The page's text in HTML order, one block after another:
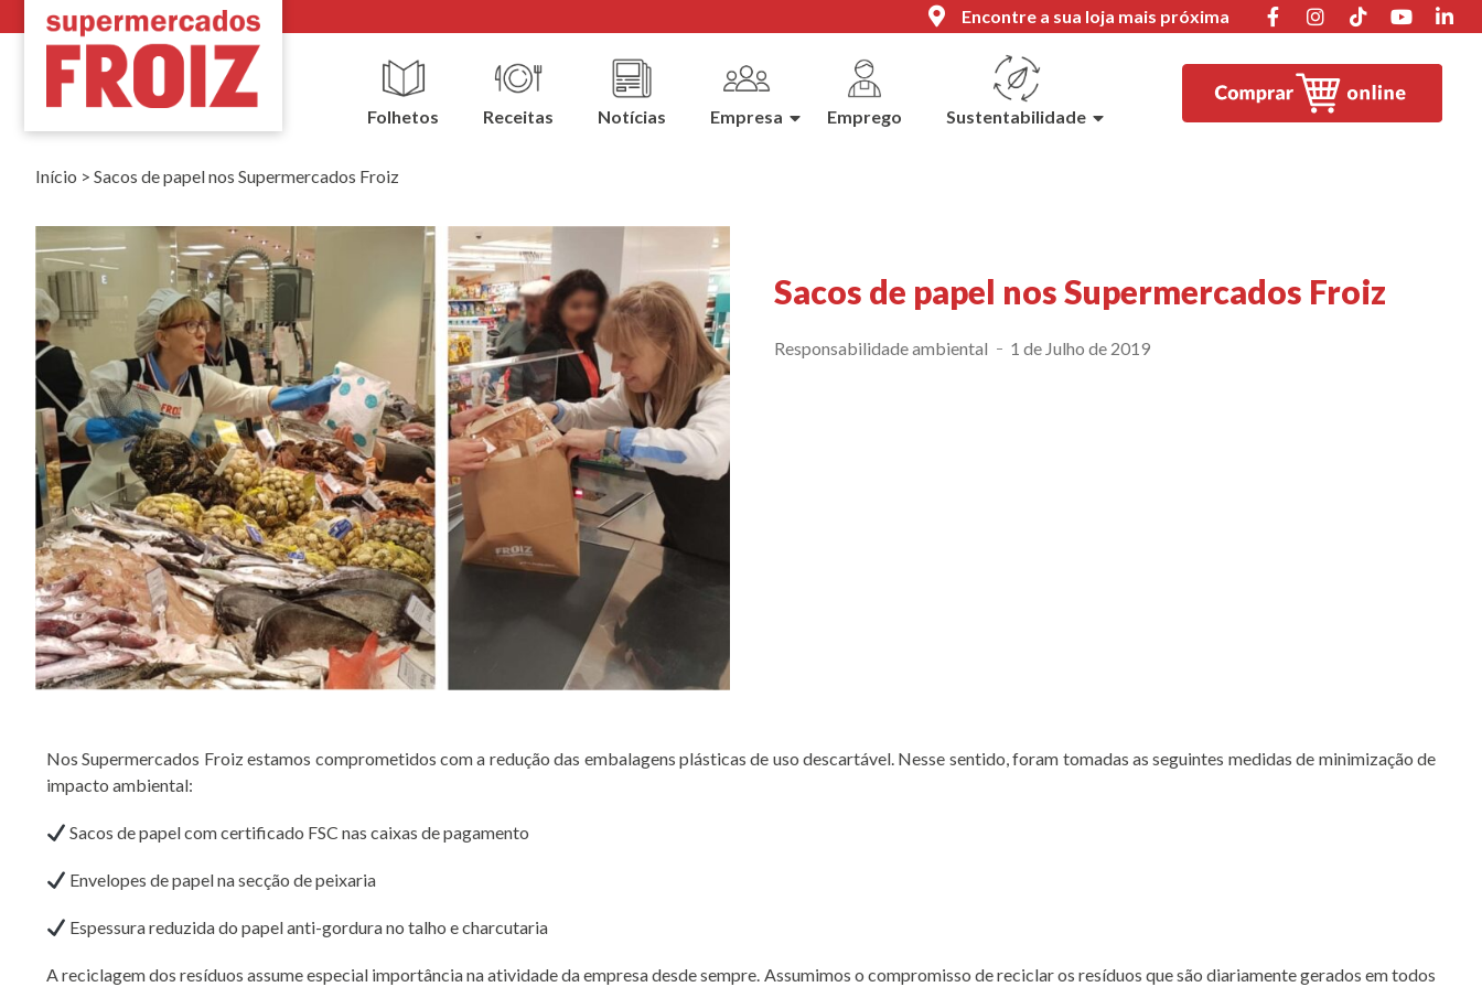
Encontre a sua loja mais próxima
Folhetos Receitas Notícias Empresa Emprego Sustentabilidade
Início > Sacos de papel nos Supermercados Froiz
Sacos de papel nos Supermercados Froiz
Responsabilidade ambiental 1 de Julho de 2019
Nos Supermercados Froiz estamos comprometidos com a redução das embalagens plásticas de uso descartável. Nesse sentido, foram tomadas as seguintes medidas de minimização de
impacto ambiental:
Sacos de papel com certificado FSC nas caixas de pagamento
Envelopes de papel na secção de peixaria
Espessura reduzida do papel anti-gordura no talho e charcutaria
A reciclagem dos resíduos assume especial importância na atividade da empresa desde sempre. Assumimos o compromisso de reciclar os resíduos que são diariamente gerados em todos